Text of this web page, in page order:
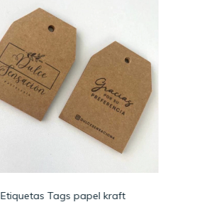
Etiquetas Tags papel kraft